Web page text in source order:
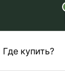
Где купить?